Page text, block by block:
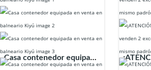
Casa contenedor equipada